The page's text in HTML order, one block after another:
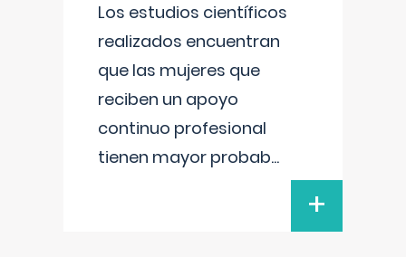
Los estudios científicos
realizados encuentran
que las mujeres que
reciben un apoyo
continuo profesional
tienen mayor probab...
+